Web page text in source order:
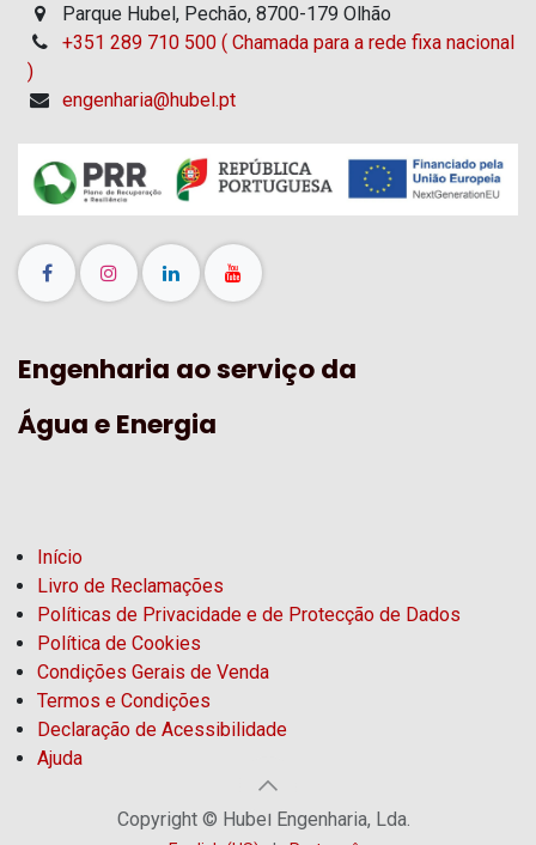
Parque Hubel, Pechão, 8700-179 Olhão
+351 289 710 500 ( Chamada para a rede fixa nacional
)
engenharia@hubel.pt
Engenharia ao serviço da
Água e Energia
Início
Livro de Reclamações
Políticas de Privacidade e de Protecção de Dados
Política de Cookies
Condições Gerais de Venda
Termos e Condições
Declaração de Acessibilidade
Ajuda
Copyright © Hubel Engenharia, Lda.